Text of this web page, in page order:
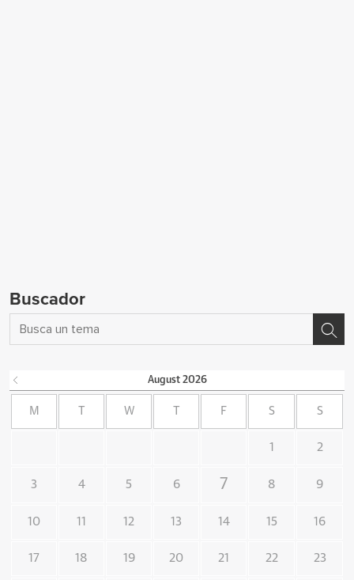
Buscador
August 2026
M W F S S
1 2
3 4 5 6 7 8 9
10 11 12 13 14 15 16
17 18 19 20 21 22 23